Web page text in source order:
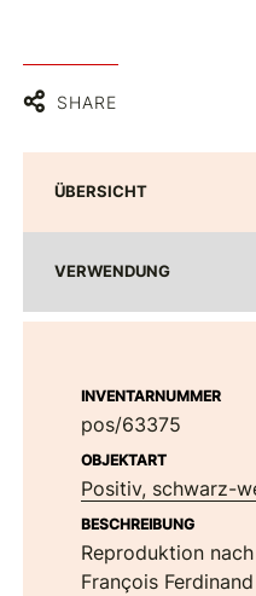
SHARE
ÜBERSICHT
VERWENDUNG
INVENTARNUMMER
pos/63375
OBJEKTART
Positiv, schwarz-
BESCHREIBUNG
Reproduktion
François